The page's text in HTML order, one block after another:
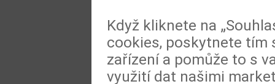
Když kliknete na
cookies, poskytnete tím
zařízení a pomůže to s
využití dat našimi